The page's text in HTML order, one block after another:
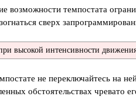
возможности темпостата
сверх
высокой интенсивности
не переключайтесь на
обстоятельствах чревато